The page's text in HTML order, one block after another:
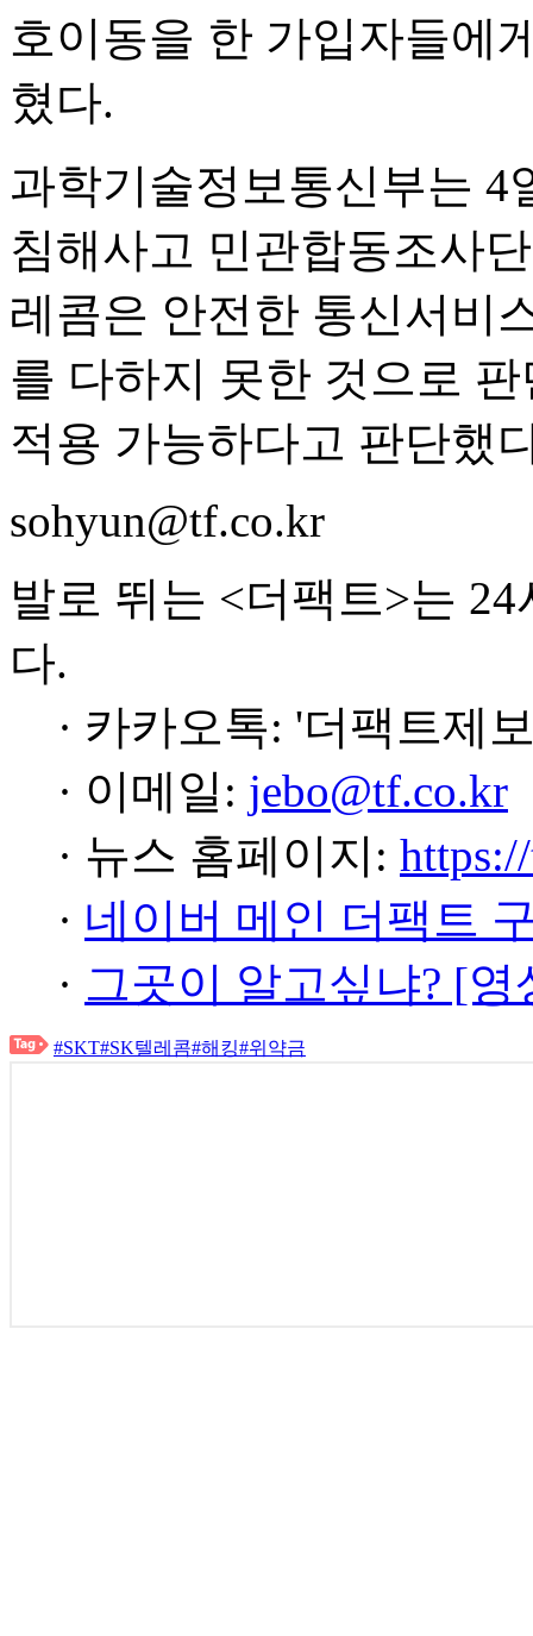
호이동을 한 가입자들에
혔다.
과학기술정보통신부는 4
침해사고 민관합동조사
레콤은 안전한 통신서비
를 다하지 못한 것으로
적용 가능하다고 판단했
sohyun@tf.co.kr
발로 뛰는 <더팩트>는
다.
· 카카오톡: '더팩트제
· 이메일: jebo@tf.co.kr
· 뉴스 홈페이지:
· 네이버 메인 더팩트
· 그곳이 알고싶냐? [
#SKT#SK텔레콤#해킹#위약금